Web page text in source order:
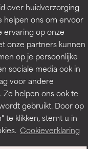
over huidverzorging
helpen ons om ervoor
ervaring op onze
onze partners kunnen
op je persoonlijke
sociale media ook in
voor andere
helpen ons ook te
gebruikt. Door op
te klikken, stemt u in
Cookieverklaring